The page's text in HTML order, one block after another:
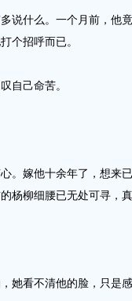
什么。一个月前，他
个招呼而已。
自己命苦。
嫁他十余年了，想来
杨柳细腰已无处可寻，真
看不清他的脸，只是感